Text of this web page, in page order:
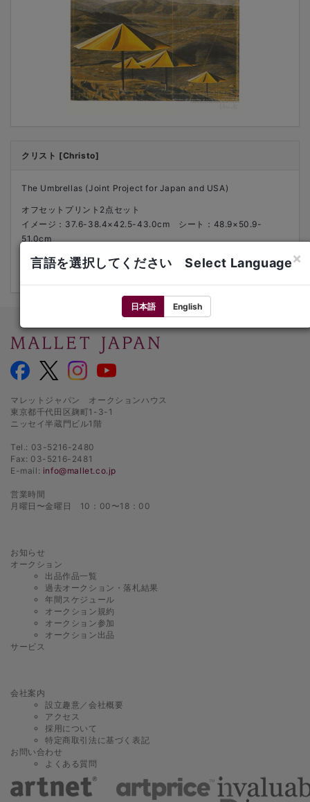
クリスト [Christo]
The Umbrellas (Joint Project for Japan and USA)
オフセットプリント2点セット
イメージ：37.6-38.4×42.5-43.0cm シート：48.9×50.9-
51.0cm
1991年
マレットジャパン オークションハウス
東京都千代田区麹町1-3-1
ニッセイ半蔵門ビル1階
Tel.: 03-5216-2480
Fax: 03-5216-2481
E-mail: info@mallet.co.jp
営業時間
月曜日〜金曜日 10：00〜18：00
お知らせ
オークション
出品作品一覧
過去オークション・落札結果
年間スケジュール
オークション規約
オークション参加
オークション出品
サービス
会社案内
設立趣意／会社概要
アクセス
採用について
特定商取引法に基づく表記
お問い合わせ
よくある質問
言語を選択してください Select Language×
日本語 English